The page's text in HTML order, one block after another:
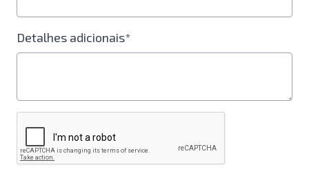
Detalhes adicionais*